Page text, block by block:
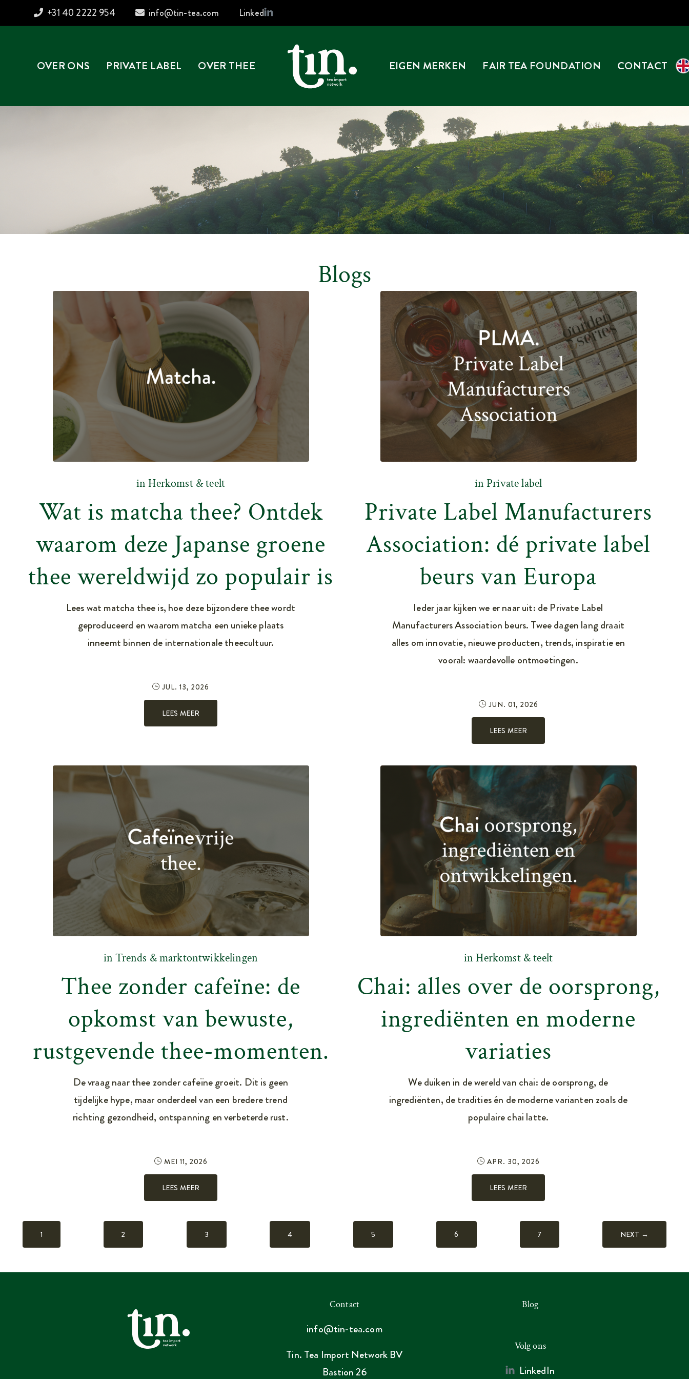
+31 40 2222 954 info@tin-tea.com Linked
OVER ONS PRIVATE LABEL OVER THEE EIGEN MERKEN FAIR TEA FOUNDATION CONTACT
Blogs
inHerkomst & teelt
Wat is matcha thee? Ontdek
waarom deze Japanse groene
thee wereldwijd zo populair is
Lees wat matcha thee is, hoe deze bijzondere thee wordt
geproduceerd en waarom matcha een unieke plaats
inneemt binnen de internationale theecultuur.
JUL. 13, 2026
LEES MEER
in Private label
Private Label Manufacturers
Association: dé private label
beurs van Europa
Ieder jaar kijken we er naar uit: de Private Label
Manufacturers Association beurs. Twee dagen lang draait
alles om innovatie, nieuwe producten, trends, inspiratie en
vooral: waardevolle ontmoetingen.
JUN. 01, 2026
LEES MEER
inTrends & marktontwikkelingen
Thee zonder cafeïne: de
opkomst van bewuste,
rustgevende thee-momenten.
De vraag naar thee zonder cafeïne groeit. Dit is geen
tijdelijke hype, maar onderdeel van een bredere trend
richting gezondheid, ontspanning en verbeterde rust.
MEI 11, 2026
LEES MEER
inHerkomst & teelt
Chai: alles over de oorsprong,
ingrediënten en moderne
variaties
We duiken in de wereld van chai: de oorsprong, de
ingrediënten, de tradities én de moderne varianten zoals de
populaire chai latte.
APR. 30, 2026
LEES MEER
1 2 3 4 5 6 7 NEXT →
Contact
info@tin-tea.com
Tin. Tea Import Network BV
Bastion 26
Blog
Volg ons
LinkedIn